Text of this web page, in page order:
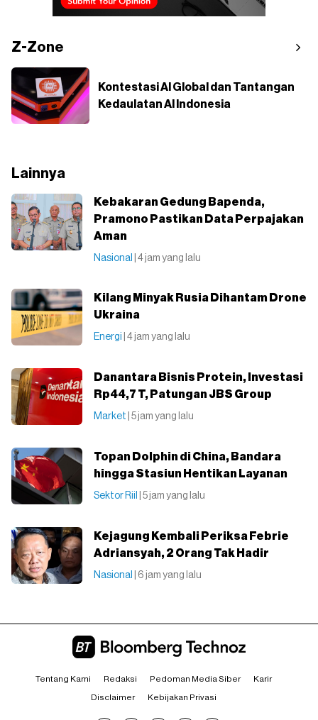
Z-Zone
Kontestasi AI Global dan Tantangan
Kedaulatan AI Indonesia
Lainnya
Kebakaran Gedung Bapenda,
Pramono Pastikan Data Perpajakan
Aman
Nasional | 4 jam yang lalu
Kilang Minyak Rusia Dihantam Drone
Ukraina
Energi | 4 jam yang lalu
Danantara Bisnis Protein, Investasi
Rp44,7 T, Patungan JBS Group
Market | 5 jam yang lalu
Topan Dolphin di China, Bandara
hingga Stasiun Hentikan Layanan
Sektor Riil | 5 jam yang lalu
Kejagung Kembali Periksa Febrie
Adriansyah, 2 Orang Tak Hadir
Nasional | 6 jam yang lalu
Tentang Kami Redaksi Pedoman Media Siber Karir
Disclaimer Kebijakan Privasi